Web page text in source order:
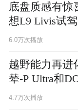
底盘质感有惊
想L9 Livis试驾
6.0万次播放
越野能力再进
辇-P Ultra和
4.7万次播放